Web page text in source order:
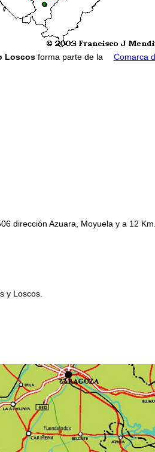
Loscosforma parte de la Comarca
dirección Azuara, Moyuela y a 12
y Loscos.